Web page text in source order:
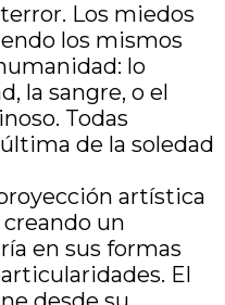
Los miedos
los mismos
lo
la sangre, o el
Todas
de la soledad
artística
un
en sus formas
El